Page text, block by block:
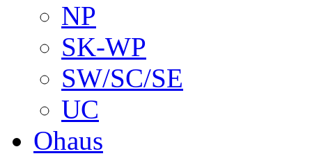
NP
SK-WP
SW/SC/SE
UC
Ohaus